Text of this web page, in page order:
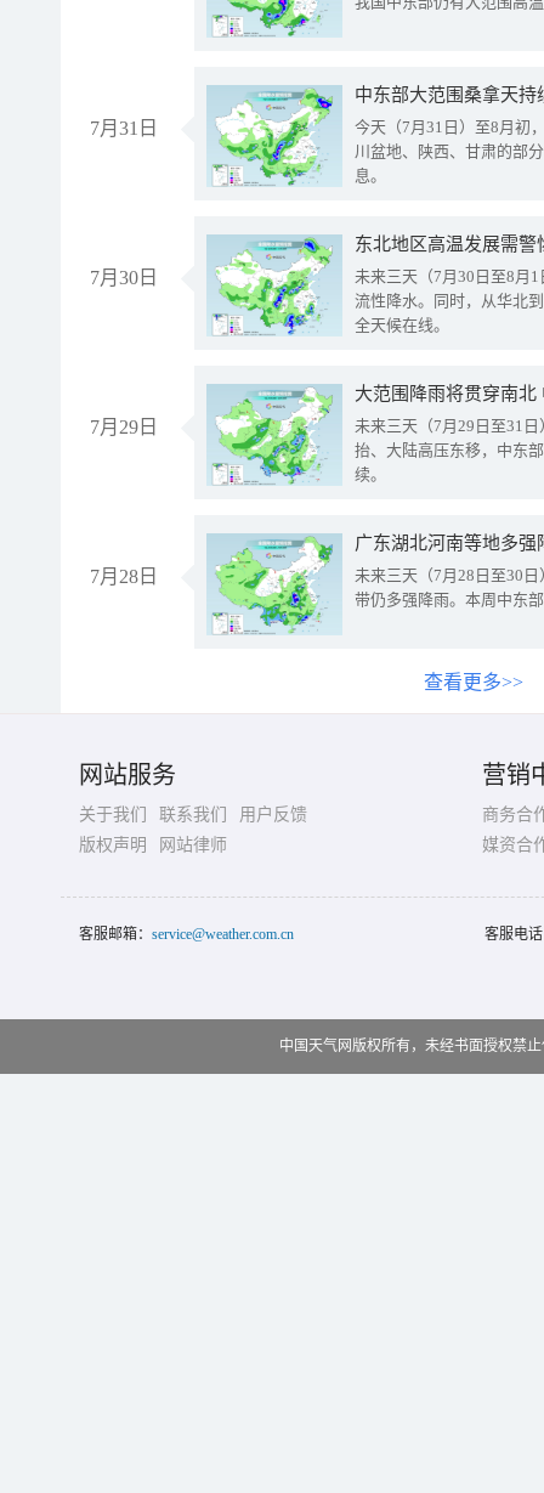
7月31日
中东部大范围桑拿天
今天（7月31日）至8月初
川盆地、陕西、甘肃的部
息。
7月30日
东北地区高温发展需
未来三天（7月30日至8月
流性降水。同时，从华北
全天候在线。
7月29日
大范围降雨将贯穿南
未来三天（7月29日至31
抬、大陆高压东移，中东
续。
7月28日
广东湖北河南等地多
未来三天（7月28日至30
带仍多强降雨。本周中东
查看更多>>
网站服务
关于我们 联系我们
用户反馈
版权声明
网站律师
营销
商务合
媒资合
客服邮箱： service@weather.com.cn 客服电
中国天气网版权所有，未经书面授权